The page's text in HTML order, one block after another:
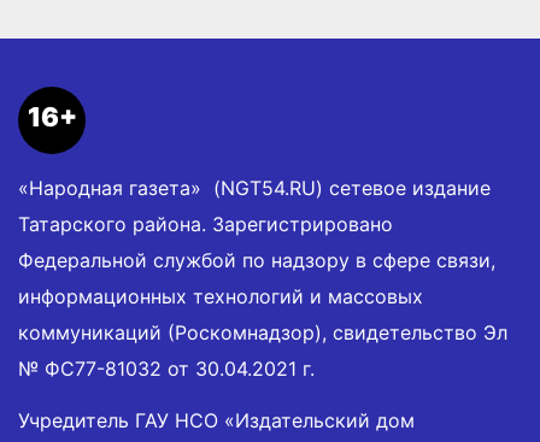
16+
«Народная газета» (NGT54.RU) сетевое издание
Татарского района. Зарегистрировано
Федеральной службой по надзору в сфере связи,
информационных технологий и массовых
коммуникаций (Роскомнадзор), свидетельство Эл
№ ФС77-81032 от 30.04.2021 г.
Учредитель ГАУ НСО «Издательский дом